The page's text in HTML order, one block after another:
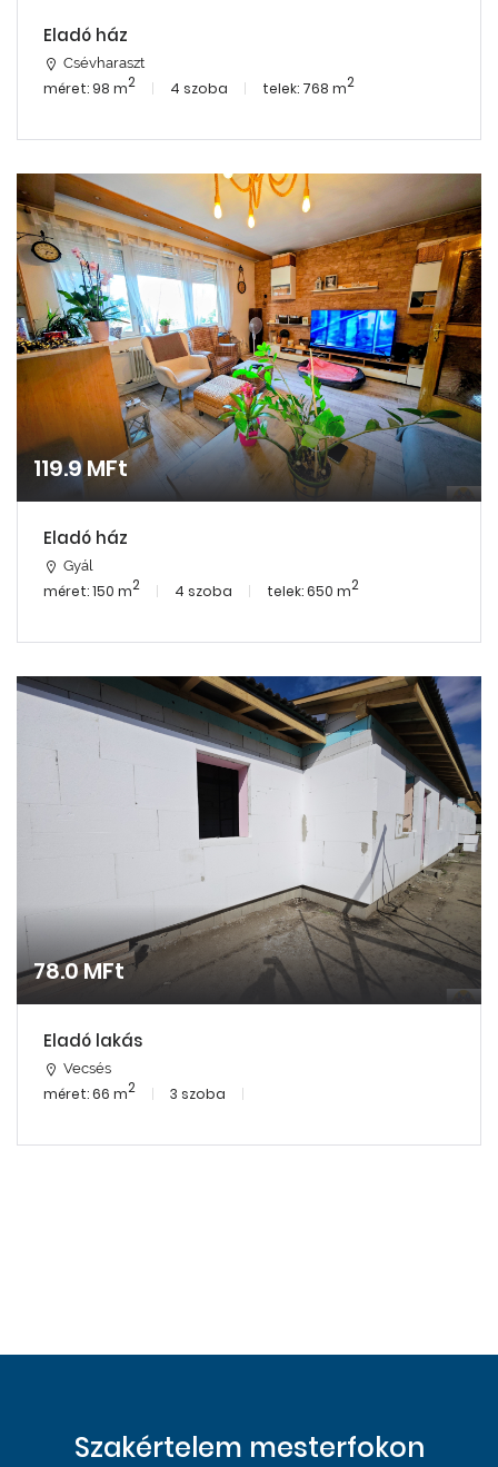
Eladó ház
Csévharaszt
méret: 98 m2 4 szoba telek: 768 m2
119.9 MFt
Eladó ház
Gyál
méret: 150 m2 4 szoba telek: 650 m2
78.0 MFt
Eladó lakás
Vecsés
méret: 66 m2 3 szoba
Szakértelem mesterfokon